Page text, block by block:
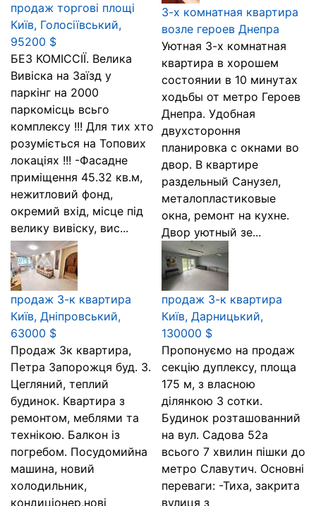
продаж торгові площі
Київ, Голосіївський,
95200 $
БЕЗ КОМІССІЇ. Велика
Вивіска на Заїзд у
паркінг на 2000
паркомісць всьго
комплексу !!! Для тих хто
розуміється на Топових
локаціях !!! -Фасадне
приміщення 45.32 кв.м,
нежитловий фонд,
окремий вхід, місце під
велику вивіску, вис...
3-х комнатная квартира
возле героев Днепра
Уютная 3-х комнатная
квартира в хорошем
состоянии в 10 минутах
ходьбы от метро Героев
Днепра. Удобная
двухстороння
планировка с окнами во
двор. В квартире
раздельный Санузел,
металопластиковые
окна, ремонт на кухне.
Двор уютный зе...
продаж 3-к квартира
Київ, Дніпровський,
63000 $
Продаж 3к квартира,
Петра Запорожця буд. 3.
Цегляний, теплий
будинок. Квартира з
ремонтом, меблями та
технікою. Балкон із
погребом. Посудомийна
машина, новий
холодильник,
кондиціонер,нові
продаж 3-к квартира
Київ, Дарницький,
130000 $
Пропонуємо на продаж
секцію дуплексу, площа
175 м, з власною
ділянкою 3 сотки.
Будинок розташованний
на вул. Садова 52а
всього 7 хвилин пішки до
метро Славутич. Основні
переваги: -Тиха, закрита
вулиця з